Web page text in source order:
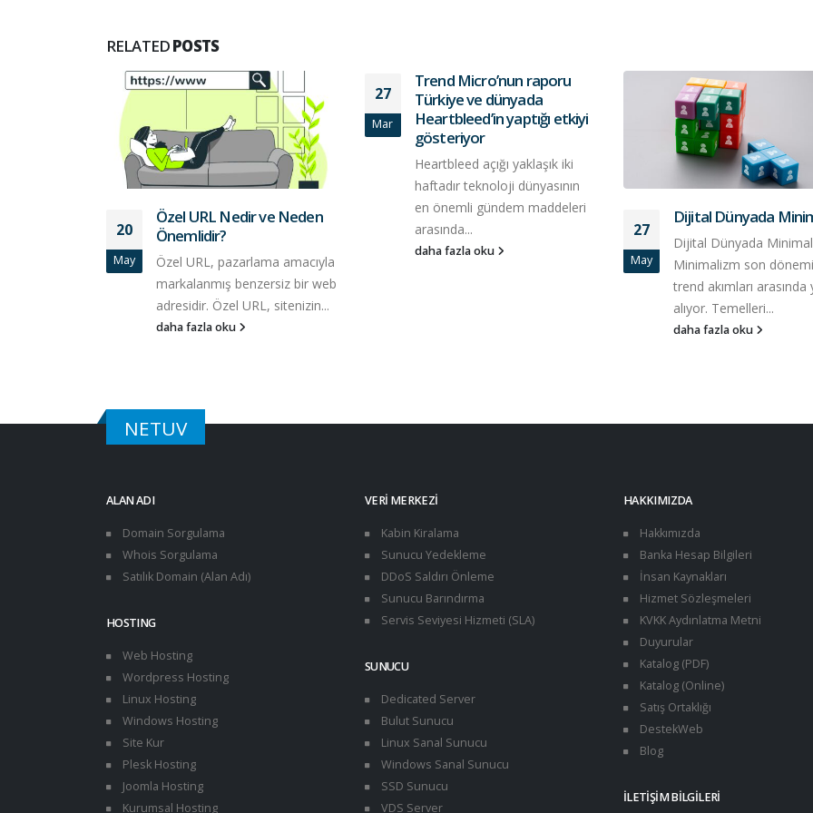
RELATEDPOSTS
20
May
Özel URL Nedir ve Neden
Önemlidir?
Özel URL, pazarlama amacıyla
markalanmış benzersiz bir web
adresidir. Özel URL, sitenizin...
daha fazla oku
27
Mar
Trend Micro’nun raporu
Türkiye ve dünyada
Heartbleed’in yaptığı etkiyi
gösteriyor
Heartbleed açığı yaklaşık iki
haftadır teknoloji dünyasının
en önemli gündem maddeleri
arasında...
daha fazla oku
27
May
Dijital Dünyada
Dijital Dünyada
Minimalizm son
trend akımları arasında
alıyor. Temelleri...
daha fazla oku
NETUV
ALAN ADI
Domain Sorgulama
Whois Sorgulama
Satılık Domain (Alan Adı)
HOSTING
Web Hosting
Wordpress Hosting
Linux Hosting
Windows Hosting
Site Kur
Plesk Hosting
Joomla Hosting
Kurumsal Hosting
VERI MERKEZI
Kabin Kiralama
Sunucu Yedekleme
DDoS Saldırı Önleme
Sunucu Barındırma
Servis Seviyesi Hizmeti (SLA)
SUNUCU
Dedicated Server
Bulut Sunucu
Linux Sanal Sunucu
Windows Sanal Sunucu
SSD Sunucu
VDS Server
HAKKIMIZDA
Hakkımızda
Banka Hesap Bilgileri
İnsan Kaynakları
Hizmet Sözleşmeleri
KVKK Aydınlatma Metni
Duyurular
Katalog (PDF)
Katalog (Online)
Satış Ortaklığı
DestekWeb
Blog
İLETIŞIM BILGILERI